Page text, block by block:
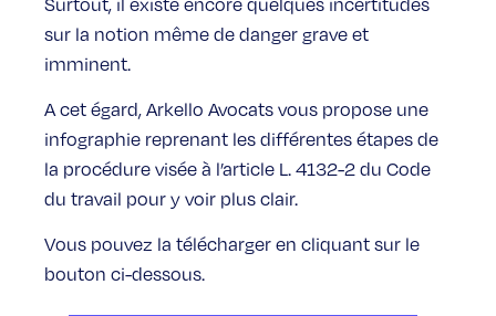
sur la notion même de danger grave et
imminent.
A cet égard, Arkello Avocats vous propose une
infographie reprenant les différentes étapes de
la procédure visée à l’article L. 4132-2 du Code
du travail pour y voir plus clair.
Vous pouvez la télécharger en cliquant sur le
bouton ci-dessous.